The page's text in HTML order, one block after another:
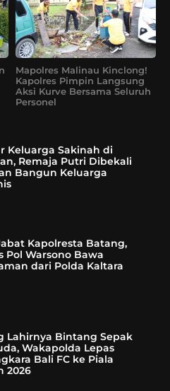
Mapolres Malinau Kinclong!
Kapolres Pimpin Langsung
Aksi Kurve Bersama Seluruh
Personel
Keluarga Sakinah di
Remaja Putri Dibekali
Bangun Keluarga
Kapolresta Batang,
Pol Warsono Bawa
dari Polda Kaltara
Lahirnya Bintang Sepak
Wakapolda Lepas
Bali FC ke Piala
2026